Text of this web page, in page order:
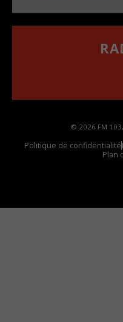
© 2026 FM
Politique de confidentialité
Plan